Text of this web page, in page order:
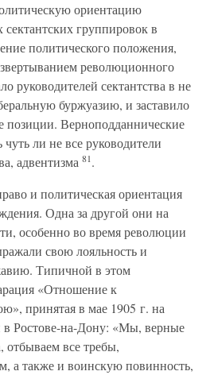
ориентацию
группировок в
политического положения,
революционного
руководителей сектантства в не
буржуазию, и заставило
позиции. Верноподданнические
чуть ли не все руководители
адвентизма 81.
и политическая ориентация
Одна за другой они на
особенно во время революции
свою лояльность и
Типичной в этом
«Отношение к
принятая в мае 1905 г. на
в Ростове-на-Дону: «Мы, верные
отбываем все требы,
а также и воинскую повинность,